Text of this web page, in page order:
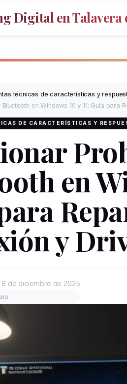
Digital en Talavera
técnicas de características y
en Windows 10 y 11: Guía para
DE CARACTERÍSTICAS Y
en
y
8 de diciembre de 2025